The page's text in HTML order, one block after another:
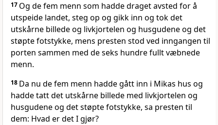
17 Og de fem menn som hadde draget avsted for å
utspeide landet, steg op og gikk inn og tok det
utskårne billede og livkjortelen og husgudene og det
støpte fotstykke, mens presten stod ved inngangen til
porten sammen med de seks hundre fullt væbnede
menn.
18 Da nu de fem menn hadde gått inn i Mikas hus og
hadde tatt det utskårne billede med livkjortelen og
husgudene og det støpte fotstykke, sa presten til
dem: Hvad er det I gjør?